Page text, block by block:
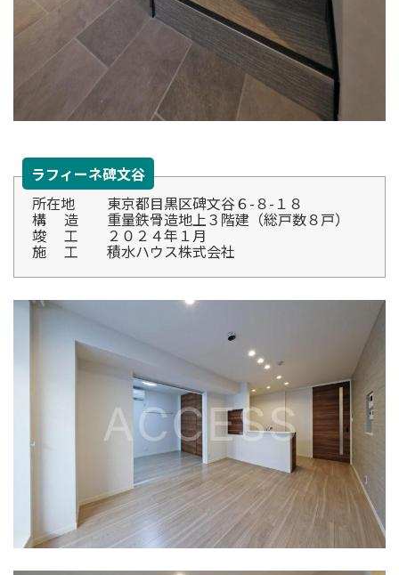
ラフィーネ碑文谷
所在地 東京都目黒区碑文谷６-８-１８
構 造 重量鉄骨造地上３階建（総戸数８戸）
竣 工 ２０２４年１月
施 工 積水ハウス株式会社